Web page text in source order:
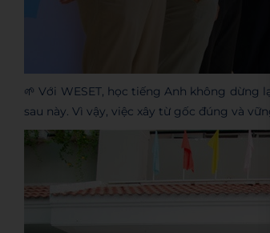
🌱 Với WESET, học tiếng Anh không
sau này. Vì vậy, việc xây từ gốc đúng và